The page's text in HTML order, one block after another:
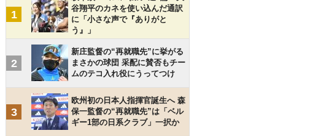
1
谷翔平のカネを使い込んだ通訳
に「小さな声で『ありがと
う』」
2
新庄監督の“再就職先”に挙がる
まさかの球団 采配に賛否もチー
ムのテコ入れ役にうってつけ
3
欧州初の日本人指揮官誕生へ 森
保一監督の“再就職先”は「ベル
ギー1部の日系クラブ」一択か